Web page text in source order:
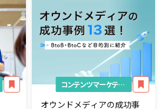
コンテンツマーケティング
オウンドメディアの成功事